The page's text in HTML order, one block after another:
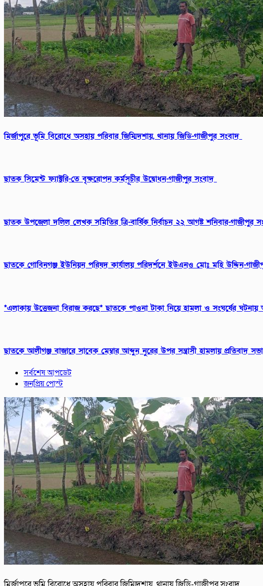
মির্জাপুরে ভূমি বিরোধে অসহায় পরিবার জিম্মিদশায়, থানায় জিডি-গাজীপুর সংবাদ
ছাতক সিমেন্ট ফ্যাক্টরি-তে বৃক্ষরোপন কর্মসূচীর উদ্বোধন-গাজীপুর সংবাদ
ছাতক উপজেলা দলিল লেখক সমিতির ত্রি-বার্ষিক নির্বাচন ২২ আগষ্ট শনিবার-গাজীপুর
ছাতকে গোবিনগঞ্জ ইউনিয়ন পরিষদ কার্যালয় পরিদর্শনে ইউএনও মোঃ মহি উদ্দিন-
*এলাকায় উত্তেজনা বিরাজ করছে* ছাতকে পাওনা টাকা নিয়ে হামলা ও সংঘর্ষের
ছাতকে আলীগঞ্জ বাজারে সাবেক মেম্বার আব্দুন নুরের উপর সন্ত্রাসী হামলায় প্রতিবাদ
সর্বশেষ আপডেট
জনপ্রিয় পোস্ট